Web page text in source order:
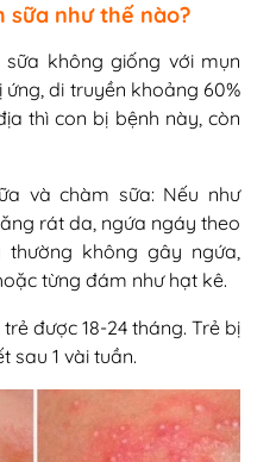
sữa như thế nào?
không giống với mụn
di truyền khoảng 60%
thì con bị bệnh này, còn
và chàm sữa: Nếu như
rát da, ngứa ngáy theo
không gây ngứa,
từng đám như hạt kê.
được 18-24 tháng. Trẻ bị
sau 1 vài tuần.